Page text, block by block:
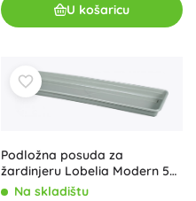
U košaricu
Podložna posuda za
žardinjeru Lobelia Modern 50
cm svijetlozelena
Na skladištu